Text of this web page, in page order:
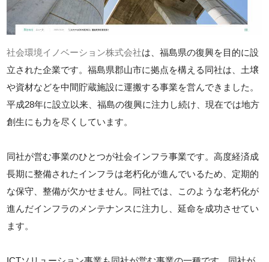
社会環境イノベーション株式会社は、福島県の復興を目的に設
立された企業です。福島県郡山市に拠点を構える同社は、土壌
や資材などを中間貯蔵施設に運搬する事業を営んできました。
平成28年に設立以来、福島の復興に注力し続け、現在では地方
創生にも力を尽くしています。
同社が営む事業のひとつが社会インフラ事業です。高度経済成
長期に整備されたインフラは老朽化が進んでいるため、定期的
な保守、整備が欠かせません。同社では、このような老朽化が
進んだインフラのメンテナンスに注力し、延命を成功させてい
ます。